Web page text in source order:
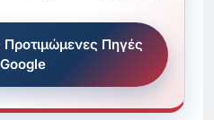
Προτιμώμενες Πηγές
Google